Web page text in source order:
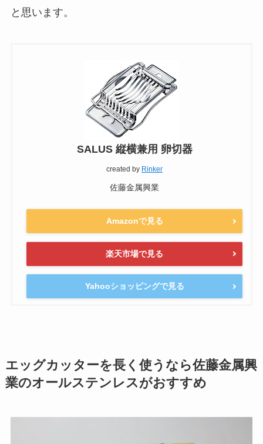
と思います。
SALUS 縦横兼用 卵切器
created by Rinker
佐藤金属興業
Amazonで見る
楽天市場で見る
Yahooショッピングで見る
エッグカッターを長く使うなら佐藤金属興
業のオールステンレスがおすすめ